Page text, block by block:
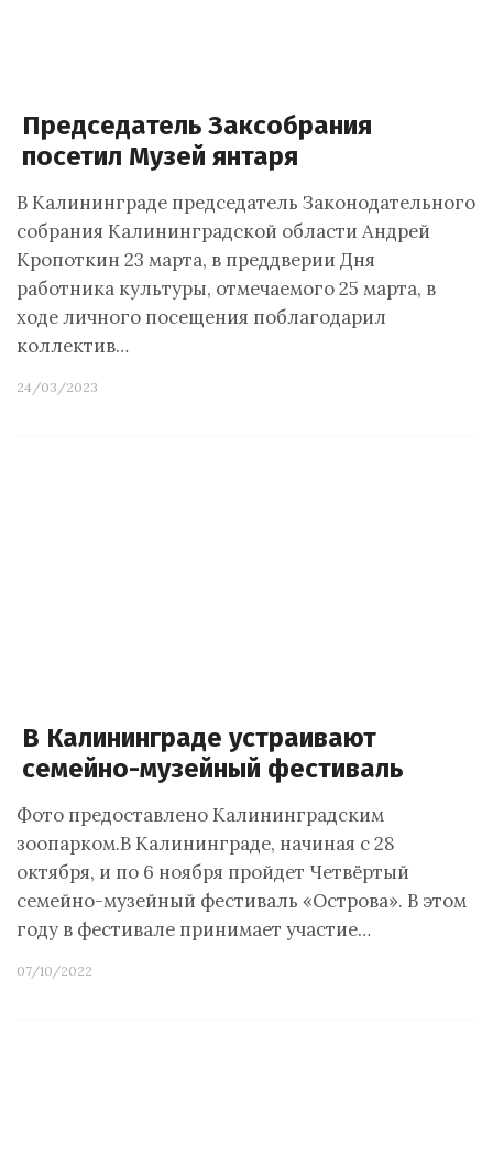
Председатель Заксобрания
посетил Музей янтаря
В Калининграде председатель Законодательного
собрания Калининградской области Андрей
Кропоткин 23 марта, в преддверии Дня
работника культуры, отмечаемого 25 марта, в
ходе личного посещения поблагодарил
коллектив…
24/03/2023
В Калининграде устраивают
семейно-музейный фестиваль
Фото предоставлено Калининградским
зоопарком.В Калининграде, начиная с 28
октября, и по 6 ноября пройдет Четвёртый
семейно-музейный фестиваль «Острова». В этом
году в фестивале принимает участие…
07/10/2022